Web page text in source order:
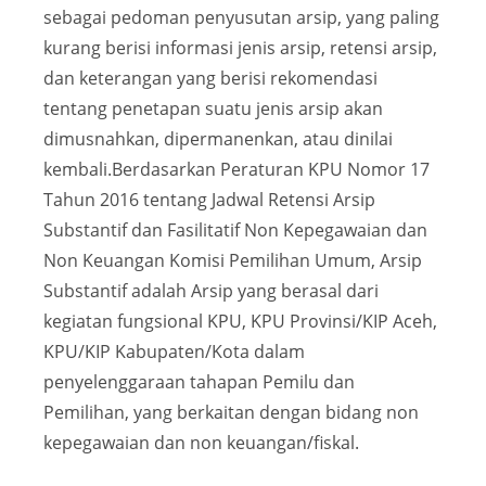
sebagai pedoman penyusutan arsip, yang paling
kurang berisi informasi jenis arsip, retensi arsip,
dan keterangan yang berisi rekomendasi
tentang penetapan suatu jenis arsip akan
dimusnahkan, dipermanenkan, atau dinilai
kembali.Berdasarkan Peraturan KPU Nomor 17
Tahun 2016 tentang Jadwal Retensi Arsip
Substantif dan Fasilitatif Non Kepegawaian dan
Non Keuangan Komisi Pemilihan Umum, Arsip
Substantif adalah Arsip yang berasal dari
kegiatan fungsional KPU, KPU Provinsi/KIP Aceh,
KPU/KIP Kabupaten/Kota dalam
penyelenggaraan tahapan Pemilu dan
Pemilihan, yang berkaitan dengan bidang non
kepegawaian dan non keuangan/fiskal.